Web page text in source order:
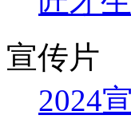
宣传片
2024